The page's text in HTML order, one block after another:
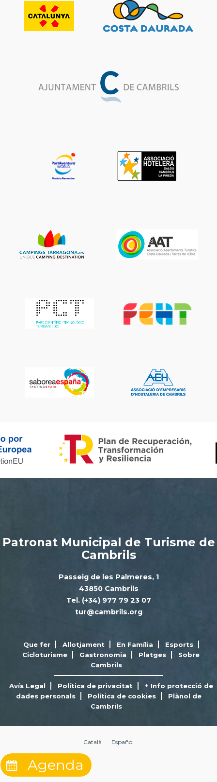
Patronat Municipal de Turisme de
Cambrils
Passeig de les Palmeres, 1
43850 Cambrils
Tel. (+34) 977 79 23 07
tur@cambrils.org
Que fer Allotjament En Família
Esports
Cicloturisme
Gastronomia Platges
Sobre
Cambrils
Avís Legal Política de privacitat
+ Info protecció de
dades personals
Política de cookies
Plànol de
Cambrils
Català Español